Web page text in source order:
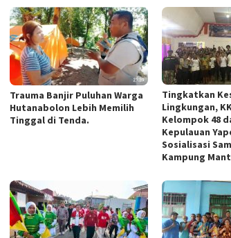
Trauma Banjir Puluhan Warga
Hutanabolon Lebih Memilih
Tinggal di Tenda.
Tingkatkan
Lingkungan,
Kelompok 48
Kepulauan
Sosialisasi
Kampung